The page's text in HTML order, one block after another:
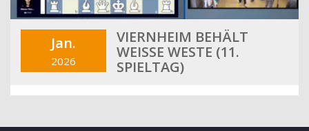
Jan.
2026
VIERNHEIM BEHÄLT
WEISSE WESTE (11. S
PIELTAG)